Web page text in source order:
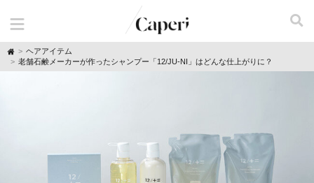
H
o
m
ヘアアイテム
老舗石鹸メーカーが作ったシャンプー「12/JU-NI」はどんな仕上がりに？